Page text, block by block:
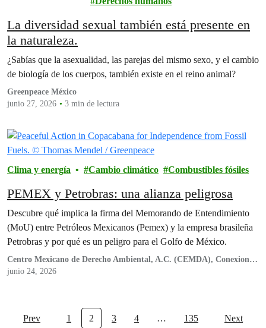
La diversidad sexual también está presente en
la naturaleza.
¿Sabías que la asexualidad, las parejas del mismo sexo, y el cambio
de biología de los cuerpos, también existe en el reino animal?
Greenpeace México
junio 27, 2026
3 min de lectura
Clima y energía Cambio climático Combustibles fósiles
PEMEX y Petrobras: una alianza peligrosa
Descubre qué implica la firma del Memorando de Entendimiento
(MoU) entre Petróleos Mexicanos (Pemex) y la empresa brasileña
Petrobras y por qué es un peligro para el Golfo de México.
Centro Mexicano de Derecho Ambiental, A.C. (CEMDA), Conexiones
Climáticas, Engenera, Greenpeace México A.C., Nuestro Futuro,
junio 24, 2026
Prev 1 2 3 4 … 135 Next